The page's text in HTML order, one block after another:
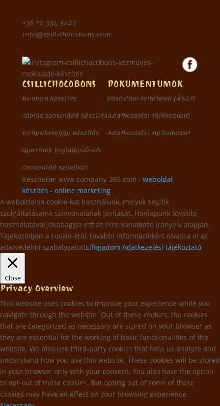
+36 70 334 5423
info@csillichocobons.com
CSILLICHOCOBONS
Bonbon készítés
Táblás csokoládé készítés
Konyakmeggy készítés
Gyermek foglalkozások
Csokoládé szökőkút
DOKUMENTUMOK
Vásárlási Feltételek (ÁSZF)
Adatkezelési tájékoztató
Adatkezelési nyilatkozat
Készítette: www.company-365.com - weboldal
készítés - online marketing
A weboldalon cookie-kat használunk, melyek segítik
szolgáltatásaink színvonalának javítását. Honlapunk további
használatával jóváhagyja ezt az erre vonatkozó irányelv alapján.
Tájékozódjon a cookie-król, további információkért olvassa el az
adatvédelmi szabályzatot!Elfogadom Adatkezelési tájékoztató
Close
Privacy Overview
This website uses cookies to improve your experience while you
navigate through the website. Out of these cookies, the cookies
that are categorized as necessary are stored on your browser as
they are essential for the working of basic functionalities of the
website. We also use third-party cookies that help us analyze and
understand how you use this website. These cookies will be stored
in your browser only with your consent. You also have the option
to opt-out of these cookies. But opting out of some of these
cookies may have an effect on your browsing experience.